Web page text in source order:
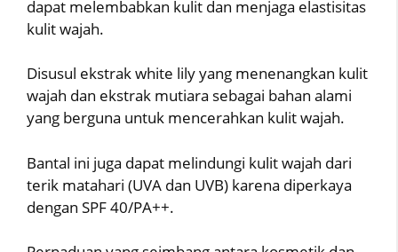
dapat melembabkan kulit dan menjaga elastisitas
kulit wajah.
Disusul ekstrak white lily yang menenangkan kulit
wajah dan ekstrak mutiara sebagai bahan alami
yang berguna untuk mencerahkan kulit wajah.
Bantal ini juga dapat melindungi kulit wajah dari
terik matahari (UVA dan UVB) karena diperkaya
dengan SPF 40/PA++.